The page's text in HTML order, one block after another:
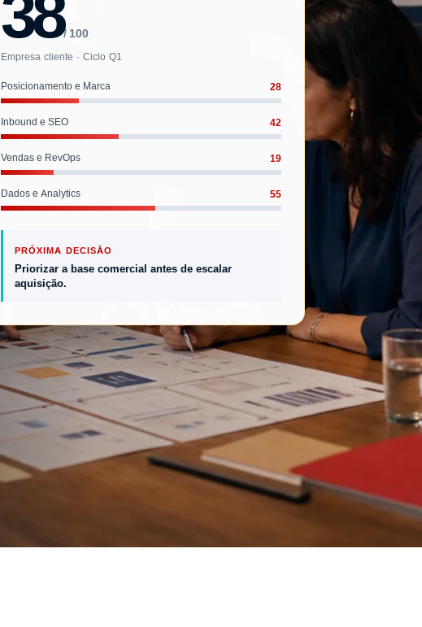
/ 100
Empresa cliente · Ciclo Q1
Posicionamento e Marca 28
Inbound e SEO 42
Vendas e RevOps 19
Dados e Analytics 55
PRÓXIMA DECISÃO
Priorizar a base comercial antes de escalar
aquisição.